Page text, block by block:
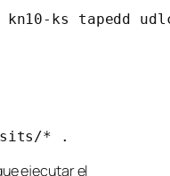
kn10-ks tapedd
* .
ejecutar el